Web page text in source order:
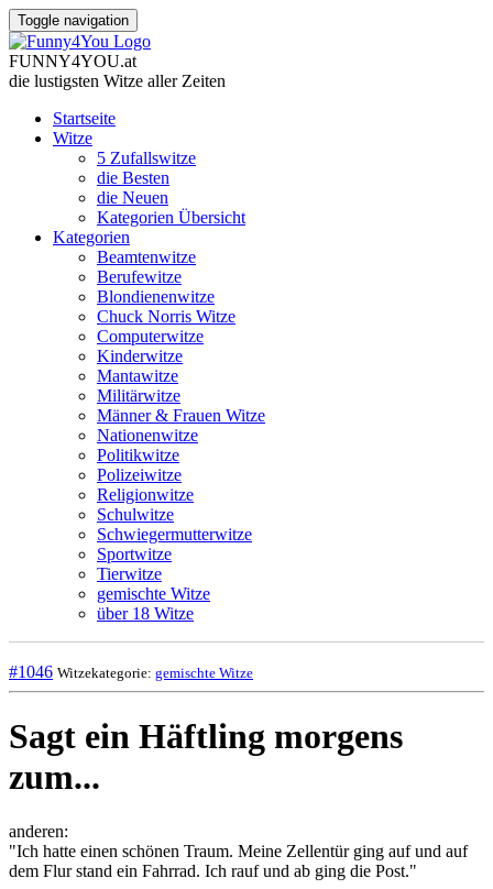
Toggle navigation
FUNNY4YOU.at
die lustigsten Witze aller Zeiten
Startseite
Witze
5 Zufallswitze
die Besten
die Neuen
Kategorien Übersicht
Kategorien
Beamtenwitze
Berufewitze
Blondienenwitze
Chuck Norris Witze
Computerwitze
Kinderwitze
Mantawitze
Militärwitze
Männer & Frauen Witze
Nationenwitze
Politikwitze
Polizeiwitze
Religionwitze
Schulwitze
Schwiegermutterwitze
Sportwitze
Tierwitze
gemischte Witze
über 18 Witze
#1046 Witzekategorie: gemischte Witze
Sagt ein Häftling morgens
zum...
anderen:
"Ich hatte einen schönen Traum. Meine Zellentür ging auf und auf
dem Flur stand ein Fahrrad. Ich rauf und ab ging die Post."